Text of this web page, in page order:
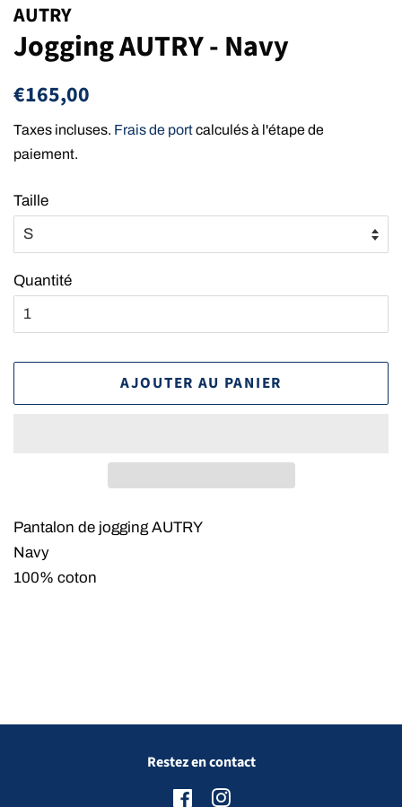
AUTRY
Jogging AUTRY - Navy
Prix
€165,00
Taxes incluses. Frais de portcalculés à l'étape de
paiement.
Taille
Quantité
AJOUTER AU PANIER
Pantalon de jogging AUTRY
Navy
100% coton
Restez en contact
FacebookInstagram